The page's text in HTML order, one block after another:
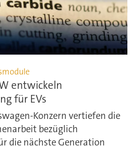
entwickeln
für EVs
Konzern vertiefen die
bezüglich
die nächste Generation